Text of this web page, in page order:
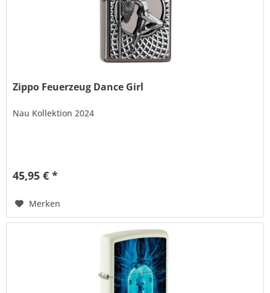
Zippo Feuerzeug Dance Girl
Nau Kollektion 2024
45,95 € *
Merken